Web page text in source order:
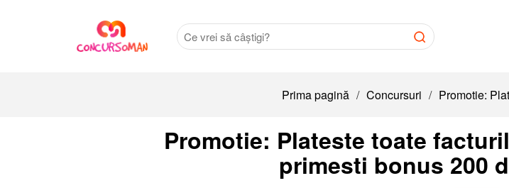
Prima pagină / Concursuri / Promotie:
Promotie: Plateste toate
primesti bonus 200